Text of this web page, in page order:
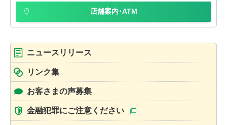
店舗案内･ATM
ニュースリリース
リンク集
お客さまの声募集
金融犯罪にご注意ください